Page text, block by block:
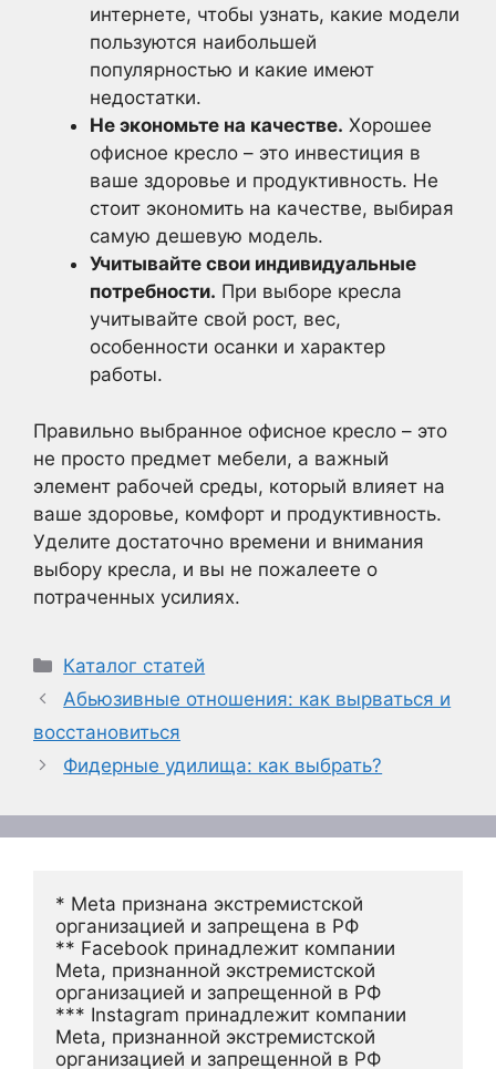
интернете, чтобы узнать, какие модели
пользуются наибольшей
популярностью и какие имеют
недостатки.
Не экономьте на качестве. Хорошее
офисное кресло – это инвестиция в
ваше здоровье и продуктивность. Не
стоит экономить на качестве, выбирая
самую дешевую модель.
Учитывайте свои индивидуальные
потребности. При выборе кресла
учитывайте свой рост, вес,
особенности осанки и характер
работы.
Правильно выбранное офисное кресло – это
не просто предмет мебели, а важный
элемент рабочей среды, который влияет на
ваше здоровье, комфорт и продуктивность.
Уделите достаточно времени и внимания
выбору кресла, и вы не пожалеете о
потраченных усилиях.
Рубрики
Каталог статей
Абьюзивные отношения: как вырваться и
восстановиться
Фидерные удилища: как выбрать?
* Meta признана экстремистской
организацией и запрещена в РФ
** Facebook принадлежит компании
Meta, признанной экстремистской
организацией и запрещенной в РФ
*** Instagram принадлежит компании
Meta, признанной экстремистской
организацией и запрещенной в РФ